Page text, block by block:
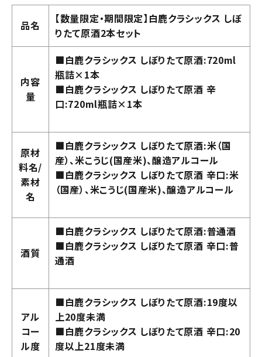
品名
【数量限定・期間限定】白鹿クラシックス しぼ
りたて原酒2本セット
内容
量
■白鹿クラシックス しぼりたて原酒:720ml
瓶詰×1本
■白鹿クラシックス しぼりたて原酒 辛
口:720ml瓶詰×1本
原材
料名/
素材
名
■白鹿クラシックス しぼりたて原酒:米（国
産）、米こうじ(国産米)、醸造アルコール
■白鹿クラシックス しぼりたて原酒 辛口:米
（国産）、米こうじ(国産米)、醸造アルコール
酒質
■白鹿クラシックス しぼりたて原酒:普通酒
■白鹿クラシックス しぼりたて原酒 辛口:普
通酒
アル
コー
ル度
■白鹿クラシックス しぼりたて原酒:19度以
上20度未満
■白鹿クラシックス しぼりたて原酒 辛口:20
度以上21度未満